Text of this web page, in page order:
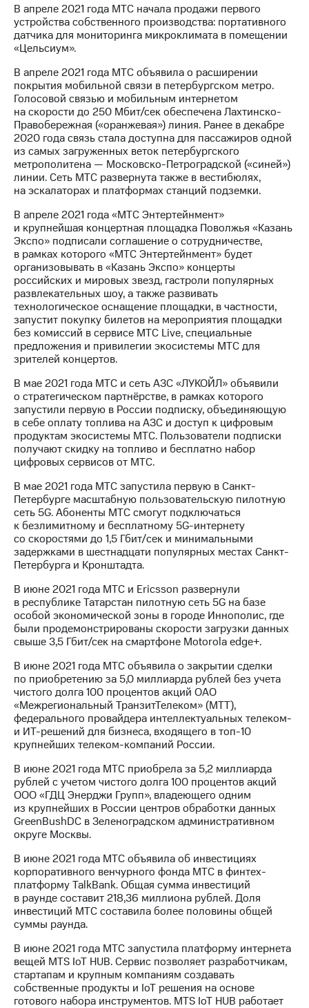
В апреле 2021 года МТС начала продажи первого
устройства собственного производства: портативного
датчика для мониторинга микроклимата в помещении
«Цельсиум».
В апреле 2021 года МТС объявила о расширении
покрытия мобильной связи в петербургском метро.
Голосовой связью и мобильным интернетом
на скорости до 250 Мбит/сек обеспечена Лахтинско-
Правобережная («оранжевая») линия. Ранее в декабре
2020 года связь стала доступна для пассажиров одной
из самых загруженных веток петербургского
метрополитена — Московско-Петроградской («синей»)
линии. Сеть МТС развернута также в вестибюлях,
на эскалаторах и платформах станций подземки.
В апреле 2021 года «МТС Энтертейнмент»
и крупнейшая концертная площадка Поволжья «Казань
Экспо» подписали соглашение о сотрудничестве,
в рамках которого «МТС Энтертейнмент» будет
организовывать в «Казань Экспо» концерты
российских и мировых звезд, гастроли популярных
развлекательных шоу, а также развивать
технологическое оснащение площадки, в частности,
запустит покупку билетов на мероприятия площадки
без комиссий в сервисе МТС Live, специальные
предложения и привилегии экосистемы МТС для
зрителей концертов.
В мае 2021 года МТС и сеть АЗС «ЛУКОЙЛ» объявили
о стратегическом партнёрстве, в рамках которого
запустили первую в России подписку, объединяющую
в себе оплату топлива на АЗС и доступ к цифровым
продуктам экосистемы МТС. Пользователи подписки
получают скидку на топливо и бесплатно набор
цифровых сервисов от МТС.
В мае 2021 года МТС запустила первую в Санкт-
Петербурге масштабную пользовательскую пилотную
сеть 5G. Абоненты МТС смогут подключаться
к безлимитному и бесплатному 5G-интернету
со скоростями до 1,5 Гбит/cек и минимальными
задержками в шестнадцати популярных местах Санкт-
Петербурга и Кронштадта.
В июне 2021 года МТС и Ericsson развернули
в республике Татарстан пилотную сеть 5G на базе
особой экономической зоны в городе Иннополис, где
были продемонстрированы скорости загрузки данных
свыше 3,5 Гбит/сек на смартфоне Motorola edge+.
В июне 2021 года МТС объявила о закрытии сделки
по приобретению за 5,0 миллиарда рублей без учета
чистого долга 100 процентов акций ОАО
«Межрегиональный ТранзитТелеком» (МТТ),
федерального провайдера интеллектуальных телеком-
и ИТ-решений для бизнеса, входящего в топ-10
крупнейших телеком-компаний России.
В июне 2021 года МТС приобрела за 5,2 миллиарда
рублей с учетом чистого долга 100 процентов акций
ООО «ГДЦ Энерджи Групп», владеющего одним
из крупнейших в России центров обработки данных
GreenBushDC в Зеленоградском административном
округе Москвы.
В июне 2021 года МТС объявила об инвестициях
корпоративного венчурного фонда МТС в финтех-
платформу TalkBank. Общая сумма инвестиций
в раунде составит 218,36 миллиона рублей. Доля
инвестиций МТС составила более половины общей
суммы раунда.
В июне 2021 года МТС запустила платформу интернета
вещей MTS IoT HUB. Сервис позволяет разработчикам,
стартапам и крупным компаниям создавать
собственные продукты и IoT решения на основе
готового набора инструментов. MTS IoT HUB работает